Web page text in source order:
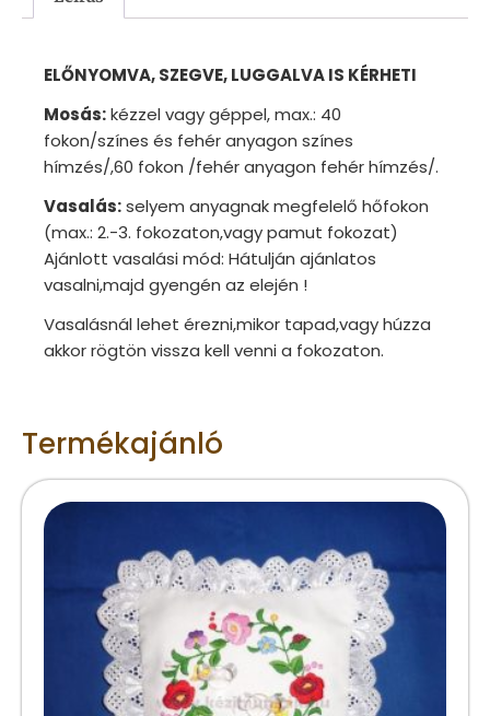
ELŐNYOMVA, SZEGVE, LUGGALVA IS KÉRHETI
Mosás:kézzel vagy géppel, max.: 40
fokon/színes és fehér anyagon színes
hímzés/,60 fokon /fehér anyagon fehér hímzés/.
Vasalás:selyem anyagnak megfelelő hőfokon
(max.: 2.-3. fokozaton,vagy pamut fokozat)
Ajánlott vasalási mód: Hátulján ajánlatos
vasalni,majd gyengén az elején !
Vasalásnál lehet érezni,mikor tapad,vagy húzza
akkor rögtön vissza kell venni a fokozaton.
Termékajánló